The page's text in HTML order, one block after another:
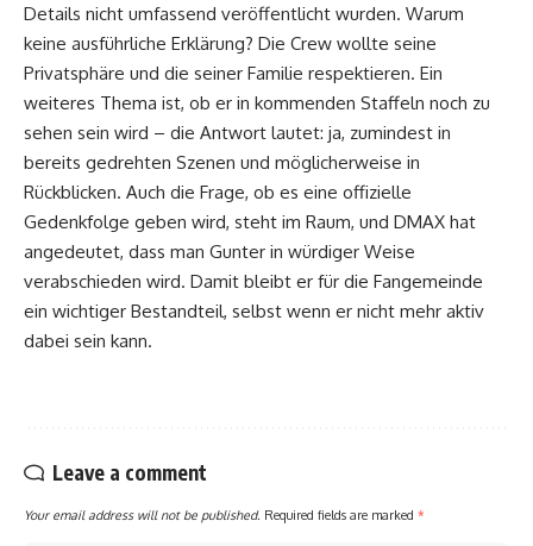
Details nicht umfassend veröffentlicht wurden. Warum
keine ausführliche Erklärung? Die Crew wollte seine
Privatsphäre und die seiner Familie respektieren. Ein
weiteres Thema ist, ob er in kommenden Staffeln noch zu
sehen sein wird – die Antwort lautet: ja, zumindest in
bereits gedrehten Szenen und möglicherweise in
Rückblicken. Auch die Frage, ob es eine offizielle
Gedenkfolge geben wird, steht im Raum, und DMAX hat
angedeutet, dass man Gunter in würdiger Weise
verabschieden wird. Damit bleibt er für die Fangemeinde
ein wichtiger Bestandteil, selbst wenn er nicht mehr aktiv
dabei sein kann.
Leave a comment
Your email address will not be published. Required fields are marked *